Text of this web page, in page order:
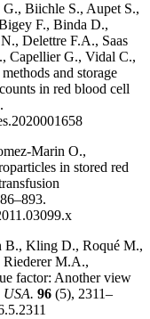
Biichle S., Aupet S.,
F., Binda D.,
Delettre F.A., Saas
Capellier G., Vidal C.,
and storage
in red blood cell
Marin O.,
in stored red
B., Kling D., Roqué M.,
Riederer M.A.,
factor: Another view
USA. 96 (5), 2311–